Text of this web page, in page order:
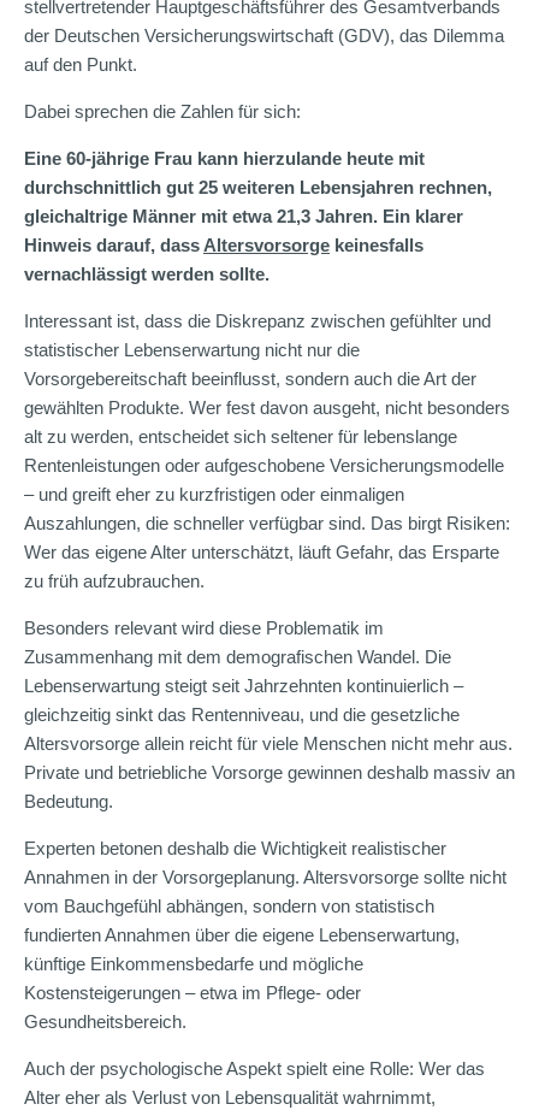
stellvertretender Hauptgeschäftsführer des Gesamtverbands
der Deutschen Versicherungswirtschaft (GDV), das Dilemma
auf den Punkt.
Dabei sprechen die Zahlen für sich:
Eine 60-jährige Frau kann hierzulande heute mit
durchschnittlich gut 25 weiteren Lebensjahren rechnen,
gleichaltrige Männer mit etwa 21,3 Jahren. Ein klarer
Hinweis darauf, dass Altersvorsorge keinesfalls
vernachlässigt werden sollte.
Interessant ist, dass die Diskrepanz zwischen gefühlter und
statistischer Lebenserwartung nicht nur die
Vorsorgebereitschaft beeinflusst, sondern auch die Art der
gewählten Produkte. Wer fest davon ausgeht, nicht besonders
alt zu werden, entscheidet sich seltener für lebenslange
Rentenleistungen oder aufgeschobene Versicherungsmodelle
– und greift eher zu kurzfristigen oder einmaligen
Auszahlungen, die schneller verfügbar sind. Das birgt Risiken:
Wer das eigene Alter unterschätzt, läuft Gefahr, das Ersparte
zu früh aufzubrauchen.
Besonders relevant wird diese Problematik im
Zusammenhang mit dem demografischen Wandel. Die
Lebenserwartung steigt seit Jahrzehnten kontinuierlich –
gleichzeitig sinkt das Rentenniveau, und die gesetzliche
Altersvorsorge allein reicht für viele Menschen nicht mehr aus.
Private und betriebliche Vorsorge gewinnen deshalb massiv an
Bedeutung.
Experten betonen deshalb die Wichtigkeit realistischer
Annahmen in der Vorsorgeplanung. Altersvorsorge sollte nicht
vom Bauchgefühl abhängen, sondern von statistisch
fundierten Annahmen über die eigene Lebenserwartung,
künftige Einkommensbedarfe und mögliche
Kostensteigerungen – etwa im Pflege- oder
Gesundheitsbereich.
Auch der psychologische Aspekt spielt eine Rolle: Wer das
Alter eher als Verlust von Lebensqualität wahrnimmt,